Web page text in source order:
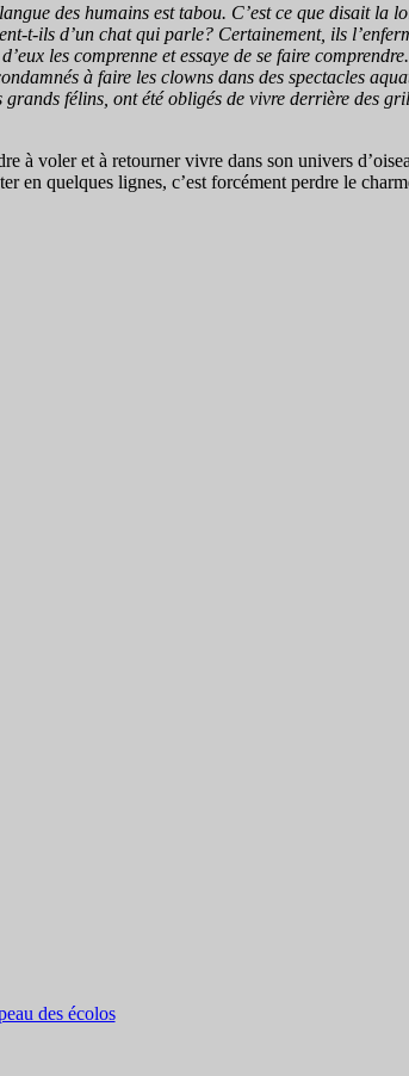
des humains est tabou. C’est ce que disait la
t-ils d’un chat qui parle? Certainement, ils
les comprenne et essaye de se faire
à faire les clowns dans des spectacles
félins, ont été obligés de vivre derrière des
voler et à retourner vivre dans son univers
quelques lignes, c’est forcément perdre le